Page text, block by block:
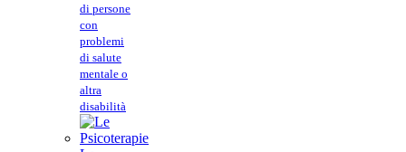
di persone
con
problemi
di salute
mentale o
altra
disabilità